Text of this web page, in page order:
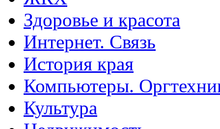
Здоровье и красота
Интернет. Связь
История края
Компьютеры.
Культура